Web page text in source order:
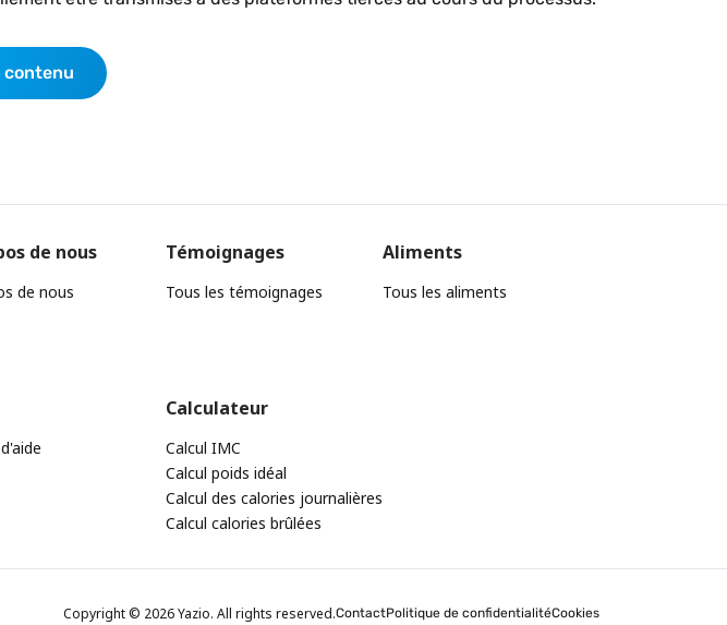
contenu
de nous
de nous
Témoignages
Tous les témoignages
Aliments
Tous les aliments
Calculateur
Calcul IMC
Calcul poids idéal
Calcul des calories journalières
Calcul calories brûlées
Copyright © 2026 Yazio. All rights reserved.ContactPolitique de confidentialitéCookies